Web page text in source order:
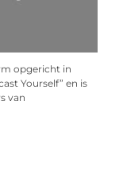
opgericht in
Yourself” en is
van